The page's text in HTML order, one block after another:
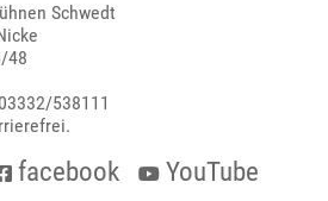
Schwedt
48
538111
facebook
YouTube